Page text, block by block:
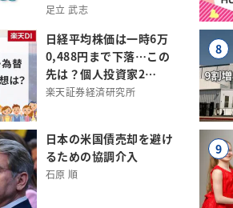
足立 武志
日経平均株価は一時6万
0,488円まで下落…この
先は？個人投資家2…
楽天証券経済研究所
日本の米国債売却を避け
るための協調介入
石原 順
8
9